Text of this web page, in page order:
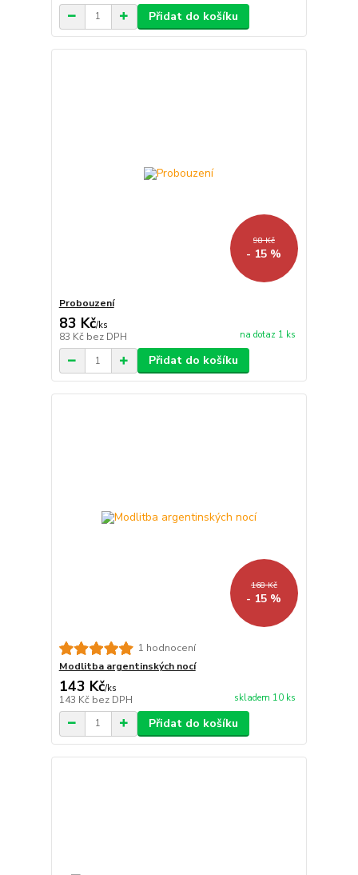
Přidat do košíku
98 Kč
- 15 %
Probouzení
83 Kč/ks
83 Kč bez DPH na dotaz 1 ks
Přidat do košíku
168 Kč
- 15 %
1 hodnocení
Modlitba argentinských nocí
143 Kč/ks
143 Kč bez DPH skladem 10 ks
Přidat do košíku